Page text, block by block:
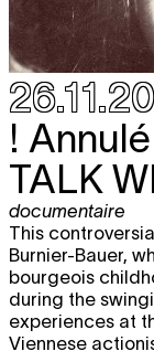
mer.
16.03
Argos &
13:00 - 20:00
symposium,
ven.
25.03
Sidney
20:30
film screening
sam.
26.03
Sidney
20:30
film screening
AVRIL
jeu.
7.04
Zéro de
film
!
TALK
documentaire
This
Burnier-Bauer,
bourgeois
during the
experiences at
Viennese